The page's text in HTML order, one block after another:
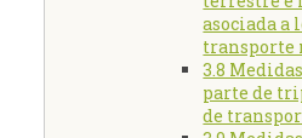
asociada a
transporte
3.8
parte de
de